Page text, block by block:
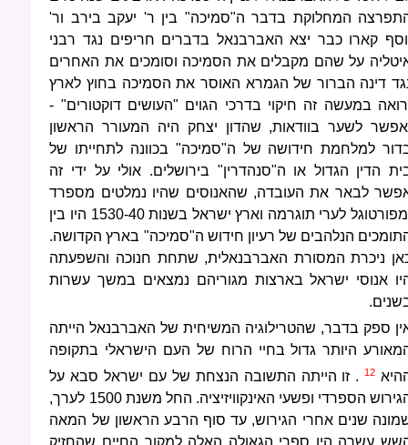
המחלוקת בדבר ה"סמיכה" בין ר' יעקב בירב ור'
קארו כבר יצא האברבנאל בדברים חריפים נגד רבני
על שהם מקבלים את הסמיכה וסומכים את האחרים
דינה הברור של הגמרא האוסר את הסמיכה בחוץ לארץ
במעשה זה חיקוי בדרכי הגוים "העושים דוקטורים" -
לשער בוודאות, שהדון יצחק היה המעורר הראשון
למלחמת חידושה של ה"סמיכה" בכוונה לתחייתו של
הדין הגדול או ה"סנהדרין" בירושלים. אולי על ידי זה
לבאר את העובדה, שהאנוסים שהיו נמלטים מספרד
ומפורטוגל לערי תוגרמה וארץ ישראל בשנות 1530-40 היו בין
הנלהבים של רעיון חידוש ה"סמיכה" בארץ הקדושה.
ניכרת המסורת האברבנאלית, שתחת חנוכה והשפעתה
אנוסי ישראל בארצות מגוריהם נמצאים במשך עשרות
ספק בדבר, שהטרילוגיה המשיחית של האברבנאל הייתה
היותר גדול בחיי הרוח של העם הישראלי בתקופה
12. זו הייתה התשובה הנצחת של עם ישראל סבא על
הגירוש הספרדי ופשעי האינקוויזיציה. החל משנת 1500 לערך,
שנים אחרי הגירוש, עד סוף הרבע הראשון של המאה